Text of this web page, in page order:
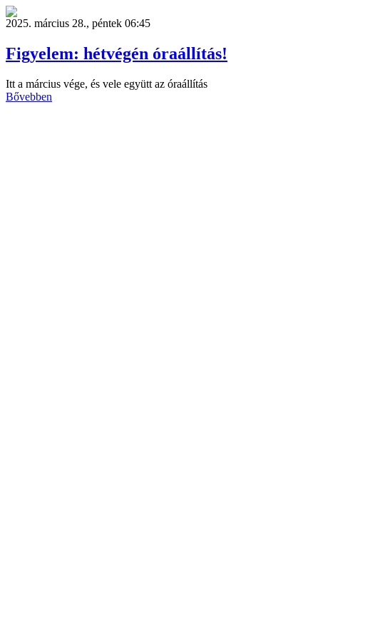
2025. március 28., péntek 06:45
Figyelem: hétvégén óraállítás!
Itt a március vége, és vele együtt az óraállítás
Bővebben